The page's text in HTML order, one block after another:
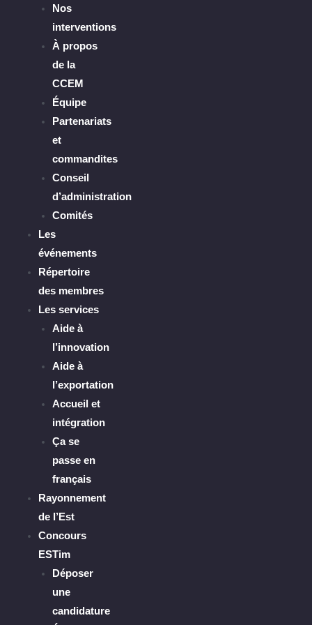
Nos
interventions
À propos
de la
CCEM
Équipe
Partenariats
et
commandites
Conseil
d’administration
Comités
Les
événements
Répertoire
des membres
Les services
Aide à
l’innovation
Aide à
l’exportation
Accueil et
intégration
Ça se
passe en
français
Rayonnement
de l’Est
Concours
ESTim
Déposer
une
candidature